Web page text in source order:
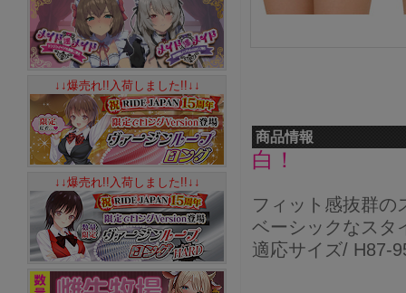
商品情報
白！
フィット感抜群の
ベーシックなスタ
適応サイズ/ H87-
↓↓爆売れ!!入荷しました!!↓↓
↓↓爆売れ!!入荷しました!!↓↓